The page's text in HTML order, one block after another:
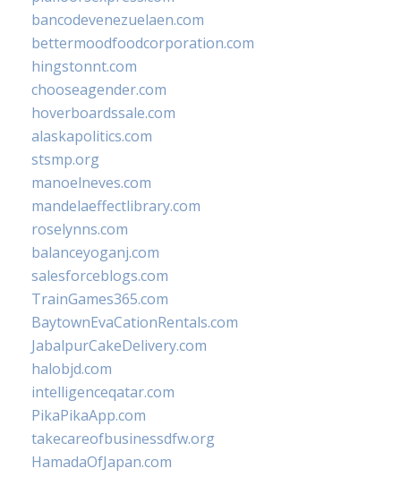
bancodevenezuelaen.com
bettermoodfoodcorporation.com
hingstonnt.com
chooseagender.com
hoverboardssale.com
alaskapolitics.com
stsmp.org
manoelneves.com
mandelaeffectlibrary.com
roselynns.com
balanceyoganj.com
salesforceblogs.com
TrainGames365.com
BaytownEvaCationRentals.com
JabalpurCakeDelivery.com
halobjd.com
intelligenceqatar.com
PikaPikaApp.com
takecareofbusinessdfw.org
HamadaOfJapan.com